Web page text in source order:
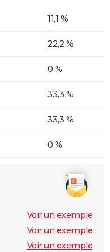
11,1 %
22,2 %
0 %
33,3 %
33,3 %
0 %
Voir un exemple
Voir un exemple
Voir un exemple